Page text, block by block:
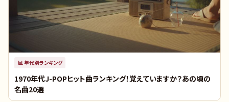
📊年代別ランキング
1970年代J-POPヒット曲ランキング！覚えていますか？あの頃の
名曲20選